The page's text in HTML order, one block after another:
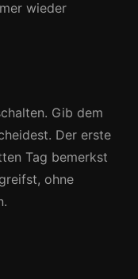
wieder
Gib dem
Der erste
Tag bemerkst
ohne